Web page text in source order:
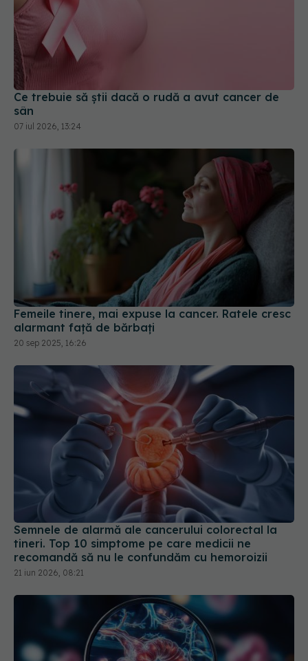
Ce trebuie să știi dacă o rudă a avut cancer de
sân
07 iul 2026, 13:24
Femeile tinere, mai expuse la cancer. Ratele cresc
alarmant față de bărbați
20 sep 2025, 16:26
Semnele de alarmă ale cancerului colorectal la
tineri. Top 10 simptome pe care medicii ne
recomandă să nu le confundăm cu hemoroizii
21 iun 2026, 08:21